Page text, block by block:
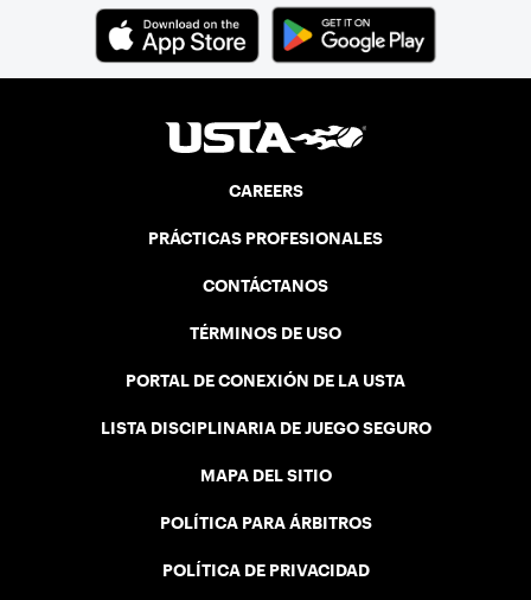
CAREERS
PRÁCTICAS PROFESIONALES
CONTÁCTANOS
TÉRMINOS DE USO
PORTAL DE CONEXIÓN DE LA USTA
LISTA DISCIPLINARIA DE JUEGO SEGURO
MAPA DEL SITIO
POLÍTICA PARA ÁRBITROS
POLÍTICA DE PRIVACIDAD